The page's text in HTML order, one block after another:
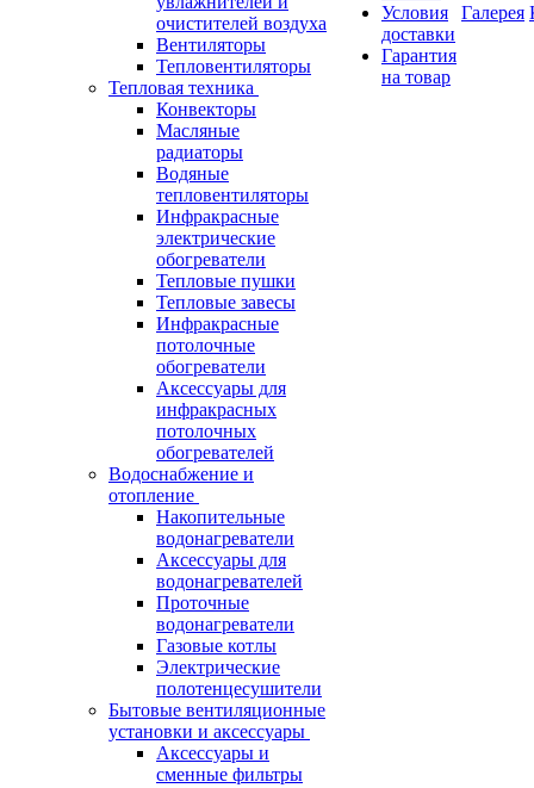
очистителей воздуха
Вентиляторы
Тепловентиляторы
Тепловая техника
Конвекторы
Масляные
радиаторы
Водяные
тепловентиляторы
Инфракрасные
электрические
обогреватели
Тепловые пушки
Тепловые завесы
Инфракрасные
потолочные
обогреватели
Аксессуары для
инфракрасных
потолочных
обогревателей
Водоснабжение и
отопление
Накопительные
водонагреватели
Аксессуары для
водонагревателей
Проточные
водонагреватели
Газовые котлы
Электрические
полотенцесушители
Бытовые вентиляционные
установки и аксессуары
Аксессуары и
сменные фильтры
Условия
доставки
Гарантия
на товар
Галерея